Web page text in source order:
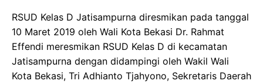
RSUD Kelas D Jatisampurna diresmikan pada tanggal
10 Maret 2019 oleh Wali Kota Bekasi Dr. Rahmat
Effendi meresmikan RSUD Kelas D di kecamatan
Jatisampurna dengan didampingi oleh Wakil Wali
Kota Bekasi, Tri Adhianto Tjahyono, Sekretaris Daerah